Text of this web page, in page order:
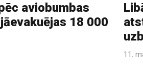
aviobumbas
18 000
11.